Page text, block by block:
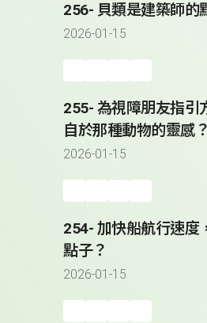
256- 貝類是建築師的
2026-01-15
255- 為視障朋友指引
自於那種動物的靈感？
2026-01-15
254- 加快船航行速度
點子？
2026-01-15